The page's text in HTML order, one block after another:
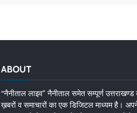
ABOUT
“नैनीताल लाइव” नैनीताल समेत सम्पूर्ण उत्तराखण्ड
ख़बरों व समाचारों का एक डिजिटल माध्यम है।